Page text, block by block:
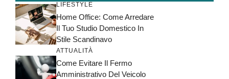
LIFESTYLE
Home Office: Come Arredare
Il Tuo Studio Domestico In
Stile Scandinavo
ATTUALITÀ
Come Evitare Il Fermo
Amministrativo Del Veicolo